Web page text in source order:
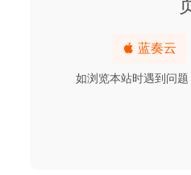
蓝奏云
如浏览本站时遇到问题
WebScraper 4.15.6 – 网站数